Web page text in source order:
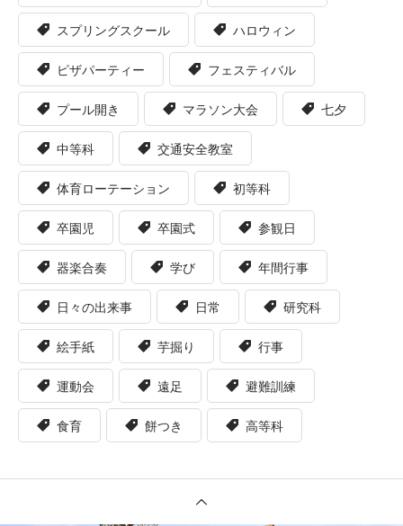
スプリングスクール ハロウィン
ピザパーティー フェスティバル
プール開き マラソン大会 七夕
中等科 交通安全教室
体育ローテーション 初等科
卒園児 卒園式 参観日
器楽合奏 学び 年間行事
日々の出来事 日常 研究科
絵手紙 芋掘り 行事
運動会 遠足 避難訓練
食育 餅つき 高等科